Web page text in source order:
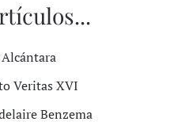
Veritas XVI
Benzema